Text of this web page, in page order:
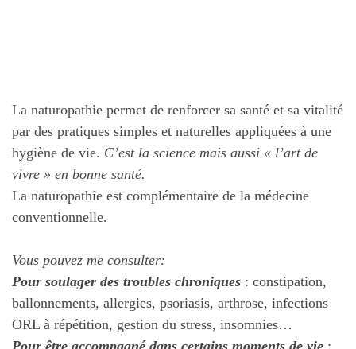
La naturopathie permet de renforcer sa santé et sa vitalité
par des pratiques simples et naturelles appliquées à une
hygiène de vie. C’est la science mais aussi « l’art de
vivre » en bonne santé.
La naturopathie est complémentaire de la médecine
conventionnelle.
Vous pouvez me consulter:
Pour soulager des troubles chroniques : constipation,
ballonnements, allergies, psoriasis, arthrose, infections
ORL à répétition, gestion du stress, insomnies…
Pour être accompagné dans certains moments de vie :